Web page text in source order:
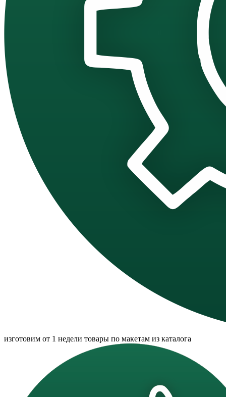
изготовим от 1 недели товары по макетам из каталога